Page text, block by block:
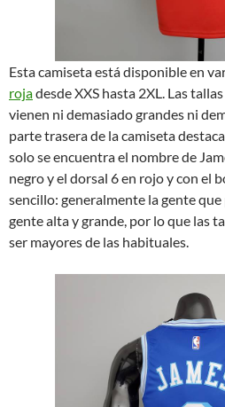
Esta camiseta está disponible en
rojadesde XXS hasta 2XL. Las
vienen ni demasiado grandes ni
parte trasera de la camiseta
solo se encuentra el nombre de
negro y el dorsal 6 en rojo y con el
sencillo: generalmente la gente
gente alta y grande, por lo que las
ser mayores de las habituales.